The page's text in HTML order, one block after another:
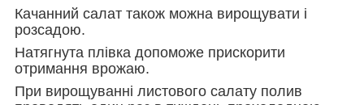
Качанний салат також можна вирощувати і
розсадою.
Натягнута плівка допоможе прискорити
отримання врожаю.
При вирощуванні листового салату полив